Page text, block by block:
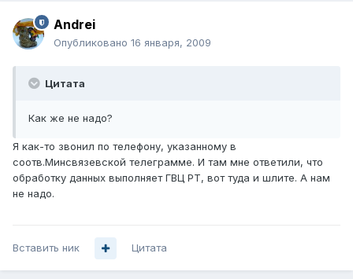
Andrei
Опубликовано 16 января, 2009
Цитата
Как же не надо?
Я как-то звонил по телефону, указанному в
соотв.Минсвязевской телеграмме. И там мне ответили, что
обработку данных выполняет ГВЦ РТ, вот туда и шлите. А нам
не надо.
Вставить ник Цитата